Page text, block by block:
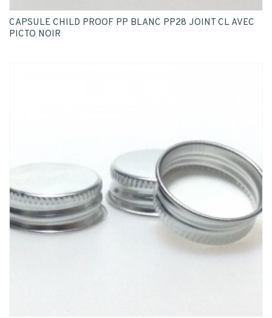
CAPSULE CHILD PROOF PP BLANC PP28 JOINT CL AVEC
PICTO NOIR